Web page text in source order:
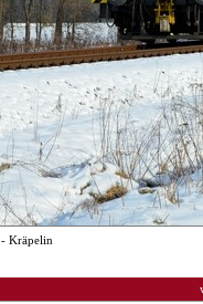
- Kräpelin